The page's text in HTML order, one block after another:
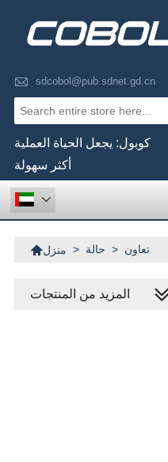
 sdcobol@pub.sdnet.gd.cn
كوبول: يجعل الحياة العملية
أكثر سهولة

منزل > حالة > تعاون
المزيد من المنتجات